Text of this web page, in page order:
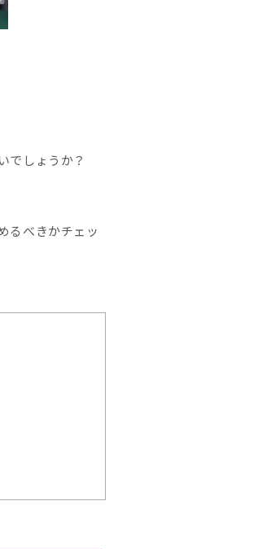
でしょうか？
るべきかチェッ